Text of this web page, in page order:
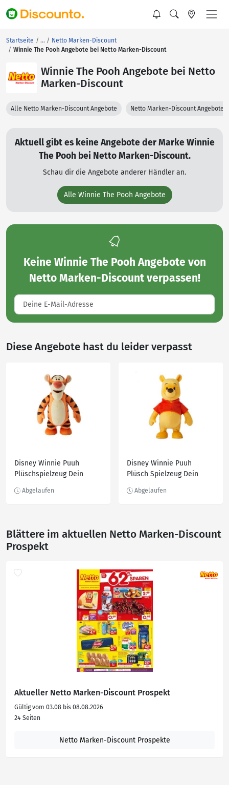
Startseite
Netto Marken-Discount
Winnie The Pooh Angebote bei Netto Marken-Discount
Winnie The Pooh Angebote bei Netto
Marken-Discount
Alle Netto Marken-Discount Angebote Netto Marken-Discount Angebote
Aktuell gibt es keine Angebote der Marke Winnie
The Pooh bei Netto Marken-Discount.
Schau dir die Angebote anderer Händler an.
Alle Winnie The Pooh Angebote
Keine Winnie The Pooh Angebote von
Netto Marken-Discountverpassen!
Diese Angebote hast du leider verpasst
Disney Winnie Puuh
Plüschspielzeug Dein
Funktionsfigur
Disney Winnie Puuh
Plüsch Spielzeug Dein
Funktionsfigur
Blättere im aktuellen Netto Marken-Discount
Prospekt
Aktueller Netto Marken-Discount Prospekt
Gültig vom 03.08 bis 08.08.2026
24 Seiten
Netto Marken-Discount Prospekte